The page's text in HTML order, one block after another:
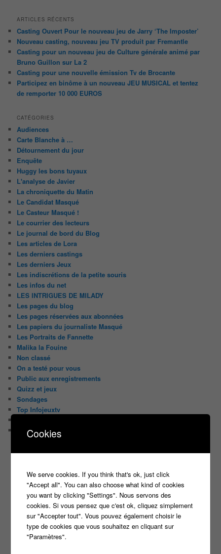
ARTICLES RÉCENTS
Casting Ouvert Pour le nouveau jeu de Jarry ‘The Imposter’
Nouveau casting, nouveau jeu TV produit par Fremantle
Casting pour un nouveau jeu de Culture générale animé par
Bruno Guillon sur La 2
Casting pour une nouvelle émission Tv de Brocante
Participez en binôme à un nouveau JEU MUSICAL et tentez
de remporter 10 000 EUROS
CATÉGORIES
Audiences
Carte Blanche à …
Détournement du jour
Enquête
Huggy les bons tuyaux
L'analyse de Javier
La chroniquette du Matin
Le Candidat Masqué
Le Casteur Masqué !
Le courrier des lecteurs
Le journal de bord du Blog
Les articles de Lora
Les derniers castings
Les derniers Jeux
Les indiscrétions de la petite souris
Les infos du net
LES INTRIGUES DE MILADY
Les pages du blog
Les pages réservées aux abonnées
Les papiers du journaliste Masqué
Les Portraits de Fannette
Malika la Fouine
Non classé
On a testé pour vous
Public aux enregistrements
Quizz et jeux
Sondages
Top Infojeuxtv
Vous avez la parole
ON PARLE DE TOUT ÇA !
Article assister dans le public c8 candidatcasteur
casting Christophe Dechavanne Cyril Hanouna
d8Face à la bandefrance 2 france2 france 3
indiscrétions info
Cookies
We serve cookies. If you think that's ok, just click
"Accept all". You can also choose what kind of cookies
you want by clicking "Settings". Nous servons des
cookies. Si vous pensez que c'est ok, cliquez simplement
sur "Accepter tout". Vous pouvez également choisir le
type de cookies que vous souhaitez en cliquant sur
"Paramètres".